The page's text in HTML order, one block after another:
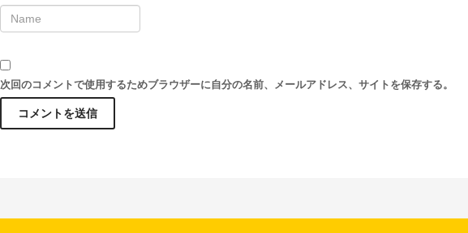
次回のコメントで使用するためブラウザーに自分の名前、メールアドレス、サイトを保存する。